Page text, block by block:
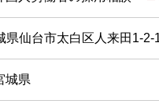
県仙台市太白区人来田1-2-
城県